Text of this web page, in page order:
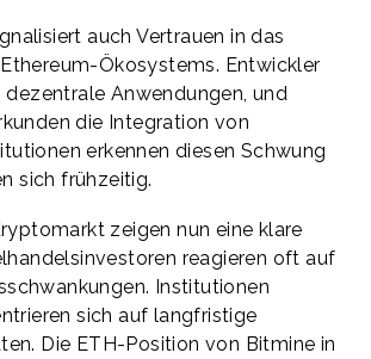
auch Vertrauen in das
Ökosystems. Entwickler
dezentrale Anwendungen, und
die Integration von
erkennen diesen Schwung
sich frühzeitig.
zeigen nun eine klare
reagieren oft auf
Institutionen
sich auf langfristige
Die ETH-Position von Bitmine in